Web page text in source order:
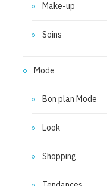
Make-up
Soins
Mode
Bon plan Mode
Look
Shopping